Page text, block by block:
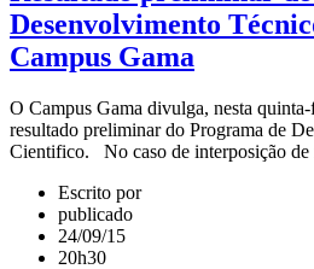
Desenvolvimento
Campus Gama
O Campus Gama divulga, nesta
resultado preliminar do Programa de
Cientifico. No caso de interposição de
Escrito por
publicado
24/09/15
20h30